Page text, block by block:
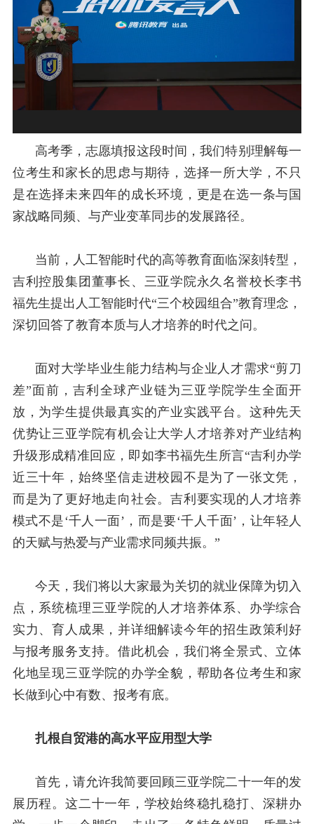
高考季，志愿填报这段时间，我们特别理解每一
位考生和家长的思虑与期待，选择一所大学，不只
是在选择未来四年的成长环境，更是在选一条与国
家战略同频、与产业变革同步的发展路径。
当前，人工智能时代的高等教育面临深刻转型，
吉利控股集团董事长、三亚学院永久名誉校长李书
福先生提出人工智能时代“三个校园组合”教育理念，
深切回答了教育本质与人才培养的时代之问。
面对大学毕业生能力结构与企业人才需求“剪刀
差”面前，吉利全球产业链为三亚学院学生全面开
放，为学生提供最真实的产业实践平台。这种先天
优势让三亚学院有机会让大学人才培养对产业结构
升级形成精准回应，即如李书福先生所言“吉利办学
近三十年，始终坚信走进校园不是为了一张文凭，
而是为了更好地走向社会。吉利要实现的人才培养
模式不是‘千人一面’，而是要‘千人千面’，让年轻人
的天赋与热爱与产业需求同频共振。”
今天，我们将以大家最为关切的就业保障为切入
点，系统梳理三亚学院的人才培养体系、办学综合
实力、育人成果，并详细解读今年的招生政策利好
与报考服务支持。借此机会，我们将全景式、立体
化地呈现三亚学院的办学全貌，帮助各位考生和家
长做到心中有数、报考有底。
扎根自贸港的高水平应用型大学
首先，请允许我简要回顾三亚学院二十一年的发
展历程。这二十一年，学校始终稳扎稳打、深耕办